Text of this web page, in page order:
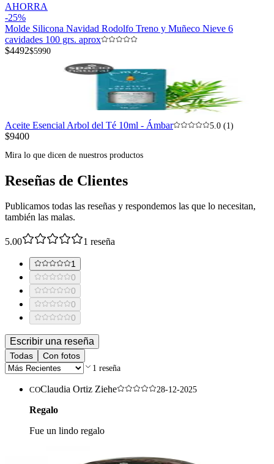
AHORRA
-25%
Molde Silicona Navidad Rodolfo Treno y Muñeco Nieve 6
cavidades 100 grs. aprox
$4492$5990
Aceite Esencial Arbol del Té 10ml - Ámbar 5.0 (1)
$9400
Mira lo que dicen de nuestros productos
Reseñas de Clientes
Publicamos todas las reseñas y respondemos las que lo necesitan,
también las malas.
5.00 1 reseña
1
0
0
0
0
Escribir una reseña
Todas Con fotos
1 reseña
COClaudia Ortiz Ziehe 28-12-2025
Regalo
Fue un lindo regalo